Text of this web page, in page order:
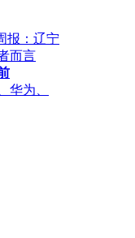
报：辽宁
而言
华为、